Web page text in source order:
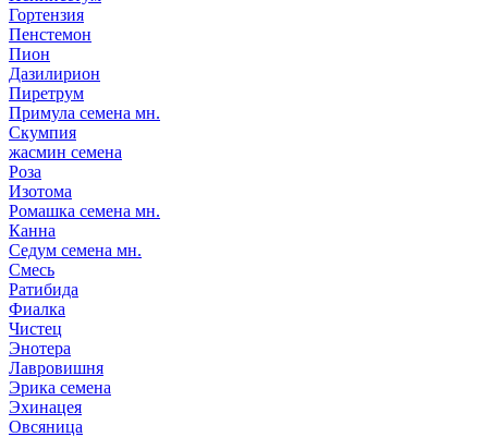
Гортензия
Пенстемон
Пион
Дазилирион
Пиретрум
Примула семена мн.
Скумпия
жасмин семена
Роза
Изотома
Ромашка семена мн.
Канна
Седум семена мн.
Смесь
Ратибида
Фиалка
Чистец
Энотера
Лавровишня
Эрика семена
Эхинацея
Овсяница